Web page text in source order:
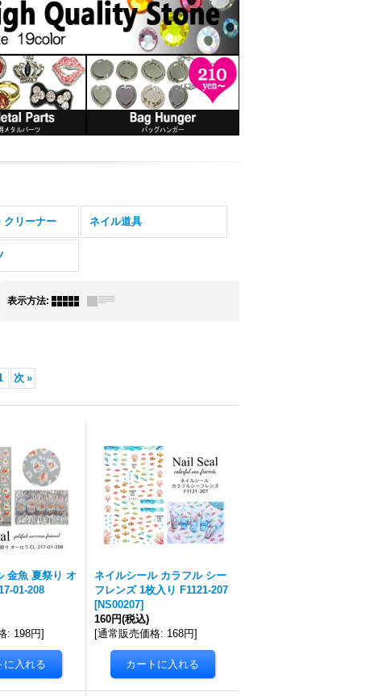
クリーナー ネイル道具
表示方法:
次 »
金魚 夏祭り オ
01-208
: 198円]
ネイルシール カラフル シー
フレンズ 1枚入り F1121-207
[NS00207]
160円(税込)
[通常販売価格: 168円]